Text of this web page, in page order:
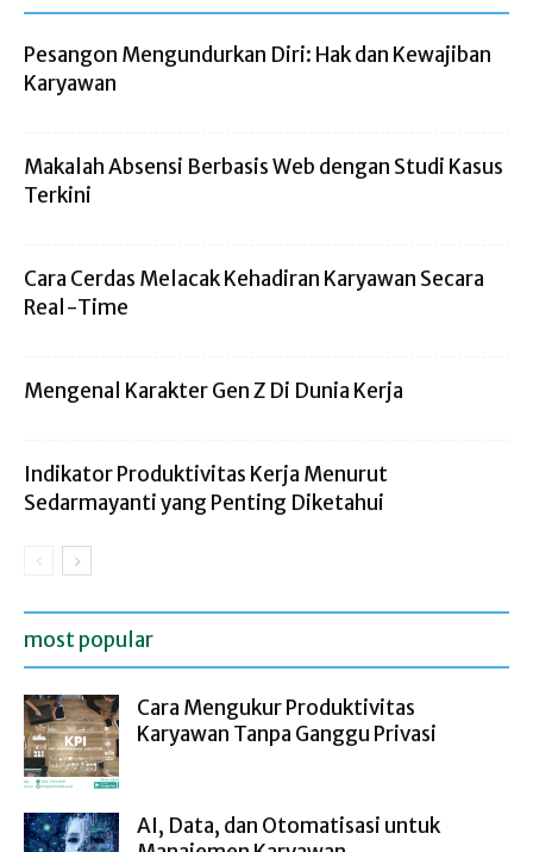
Pesangon Mengundurkan Diri: Hak dan Kewajiban
Karyawan
Makalah Absensi Berbasis Web dengan Studi Kasus
Terkini
Cara Cerdas Melacak Kehadiran Karyawan Secara
Real-Time
Mengenal Karakter Gen Z Di Dunia Kerja
Indikator Produktivitas Kerja Menurut
Sedarmayanti yang Penting Diketahui
most popular
Cara Mengukur Produktivitas
Karyawan Tanpa Ganggu Privasi
AI, Data, dan Otomatisasi untuk